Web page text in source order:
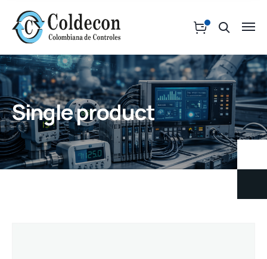
Single product